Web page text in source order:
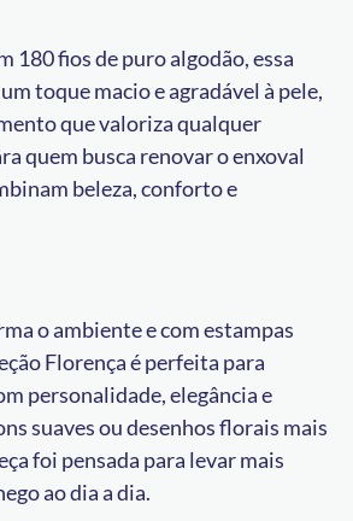
180 fios de puro algodão, essa
toque macio e agradável à pele,
que valoriza qualquer
quem busca renovar o enxoval
beleza, conforto e
o ambiente e com estampas
Florença é perfeita para
personalidade, elegância e
suaves ou desenhos florais mais
foi pensada para levar mais
ao dia a dia.